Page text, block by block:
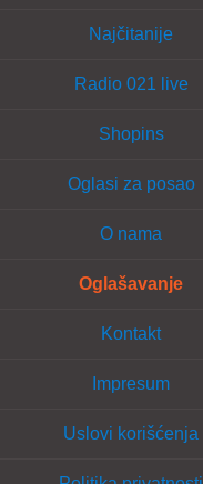
Najčitanije
Radio 021 live
Shopins
Oglasi za posao
O nama
Oglašavanje
Kontakt
Impresum
Uslovi korišćenja